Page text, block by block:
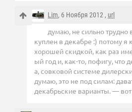
Lim, 6 Ноября 2012 , url
думаю, не сильно трудно
куплен в декабре :) потому
хорошей скидкой, как раз
ый год и, как-то, пофигу, что
а, совковой системе
думаю, это не под силам:
декабрьские варианты. — вот